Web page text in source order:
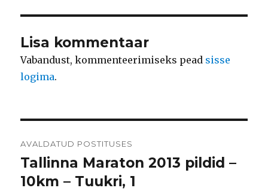
Lisa kommentaar
Vabandust, kommenteerimiseks pead sisse
logima.
AVALDATUD POSTITUSES
Tallinna Maraton 2013 pildid –
10km – Tuukri, 1